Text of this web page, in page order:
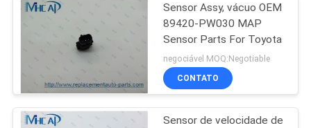
Peças do sensor
323
Sensor Assy, vácuo OEM
89420-PW030 MAP
Sensor Parts For Toyota
negociável MOQ:Negotiable
CONTATO
Sensor de velocidade de